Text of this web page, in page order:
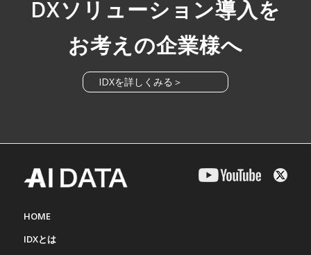
DXソリューション導入を
お考えの企業様へ
IDXを詳しくみる＞
HOME
IDXとは